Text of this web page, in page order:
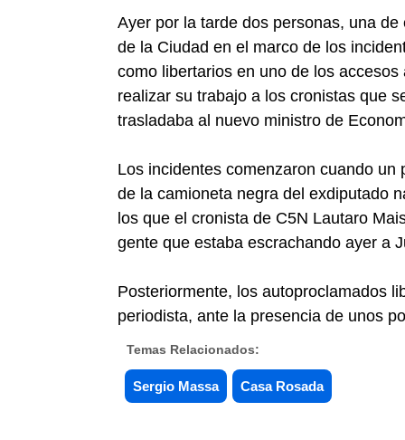
Ayer por la tarde dos personas, una
de la Ciudad en el marco de los
como libertarios en uno de los
realizar su trabajo a los cronistas que
trasladaba al nuevo ministro de
Los incidentes comenzaron cuando
de la camioneta negra del exdiputado
los que el cronista de C5N Lautaro
gente que estaba escrachando ayer a
Posteriormente, los autoproclamados
periodista, ante la presencia de unos
Temas Relacionados:
Sergio Massa Casa Rosada